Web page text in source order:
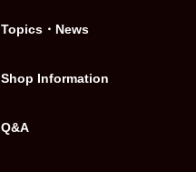
Topics・News
Shop Information
Q&A